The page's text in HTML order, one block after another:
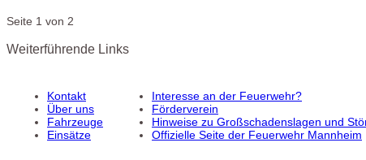
Seite 1 von 2
Weiterführende Links
Kontakt
Über uns
Fahrzeuge
Einsätze
Interesse an der Feuerwehr?
Förderverein
Hinweise zu Großschadenslagen und
Offizielle Seite der Feuerwehr Mannheim